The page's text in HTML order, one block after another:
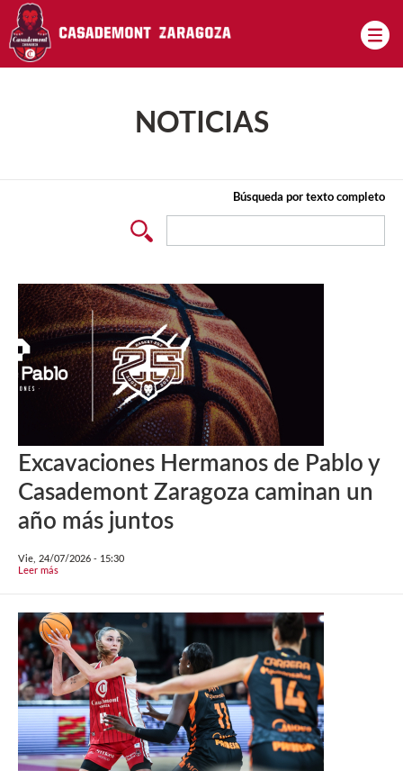
Pasar al contenido principal
NOTICIAS
Búsqueda por texto completo
Excavaciones Hermanos de Pablo y
Casademont Zaragoza caminan un
año más juntos
Vie, 24/07/2026 - 15:30
Leer más